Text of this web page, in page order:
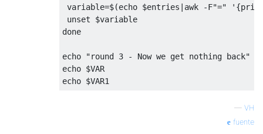
variable=$(echo $entries | awk -F"="
done
echo
"round 3 - Now we get nothing back"
echo $VAR
echo $VAR1
— VH
fuente